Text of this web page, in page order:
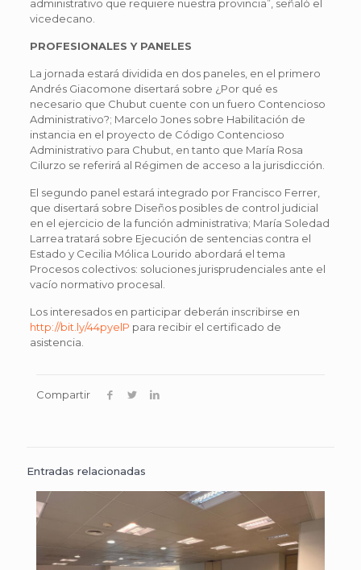
administrativo que requiere nuestra provincia”, señaló el
vicedecano.
PROFESIONALES Y PANELES
La jornada estará dividida en dos paneles, en el primero
Andrés Giacomone disertará sobre ¿Por qué es
necesario que Chubut cuente con un fuero Contencioso
Administrativo?; Marcelo Jones sobre Habilitación de
instancia en el proyecto de Código Contencioso
Administrativo para Chubut, en tanto que María Rosa
Cilurzo se referirá al Régimen de acceso a la jurisdicción.
El segundo panel estará integrado por Francisco Ferrer,
que disertará sobre Diseños posibles de control judicial
en el ejercicio de la función administrativa; María Soledad
Larrea tratará sobre Ejecución de sentencias contra el
Estado y Cecilia Mólica Lourido abordará el tema
Procesos colectivos: soluciones jurisprudenciales ante el
vacío normativo procesal.
Los interesados en participar deberán inscribirse en
http://bit.ly/44pyelP para recibir el certificado de
asistencia.
Compartir
Entradas relacionadas